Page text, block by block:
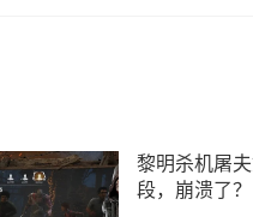
黎明杀机屠
段，崩溃了？